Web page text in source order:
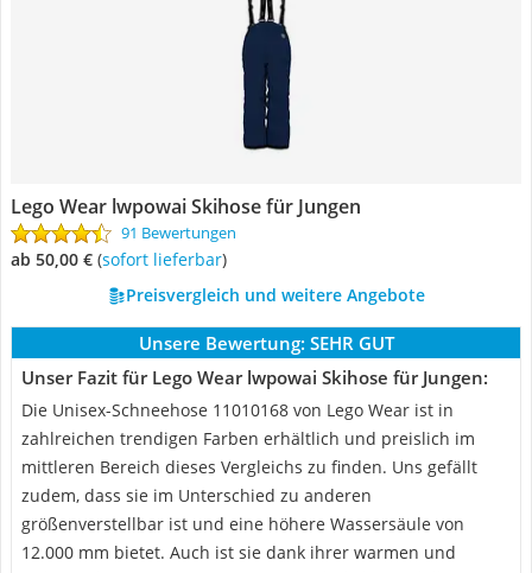
Lego Wear lwpowai Skihose für Jungen
91 Bewertungen
ab 50,00 € ( Sofort lieferbar)
Preisvergleich und weitere Angebote
Unsere Bewertung: SEHR GUT
Unser Fazit für Lego Wear lwpowai Skihose für Jungen:
Die Unisex-Schneehose 11010168 von Lego Wear ist in
zahlreichen trendigen Farben erhältlich und preislich im
mittleren Bereich dieses Vergleichs zu finden. Uns gefällt
zudem, dass sie im Unterschied zu anderen
größenverstellbar ist und eine höhere Wassersäule von
12.000 mm bietet. Auch ist sie dank ihrer warmen und